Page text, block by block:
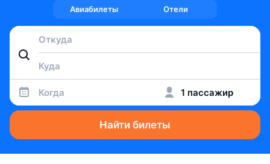
Авиабилеты Отели
Когда 1 пассажир
Найти билеты